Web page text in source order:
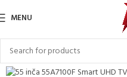
MENU